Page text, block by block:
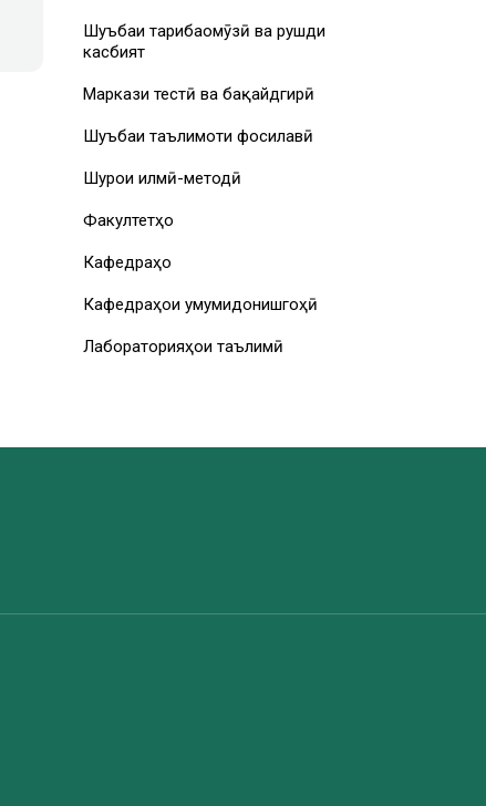
Шуъбаи таҷрибаомӯзӣ ва рушди
касбият
Маркази тестӣ ва бақайдгирӣ
Шуъбаи таълимоти фосилавӣ
Шурои илмӣ-методӣ
Факултетҳо
Кафедраҳо
Кафедраҳои умумидонишгоҳӣ
Лабораторияҳои таълимӣ